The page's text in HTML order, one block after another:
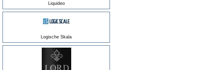
Liquideo
Logische Skala